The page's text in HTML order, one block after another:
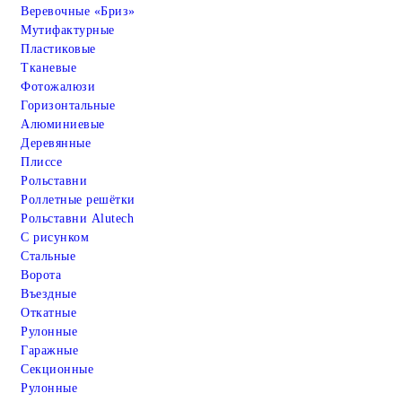
Веревочные «Бриз»
Мутифактурные
Пластиковые
Тканевые
Фотожалюзи
Горизонтальные
Алюминиевые
Деревянные
Плиссе
Рольставни
Роллетные решётки
Рольставни Alutech
С рисунком
Стальные
Ворота
Въездные
Откатные
Рулонные
Гаражные
Cекционные
Рулонные